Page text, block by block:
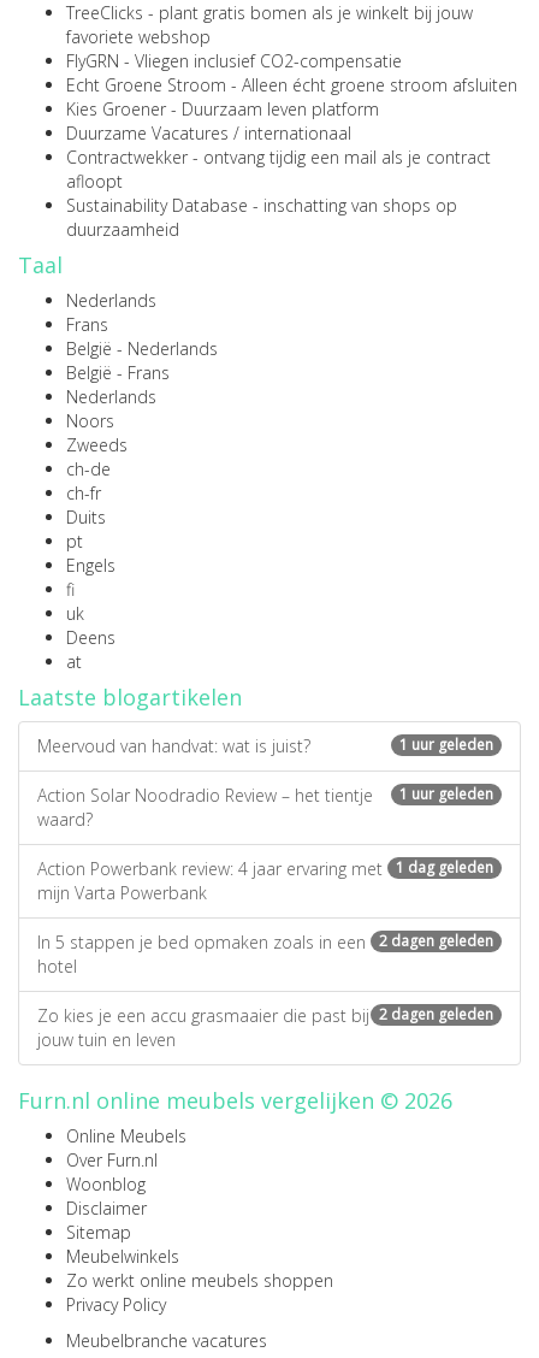
TreeClicks - plant gratis bomen als je winkelt bij jouw
favoriete webshop
FlyGRN - Vliegen inclusief CO2-compensatie
Echt Groene Stroom - Alleen écht groene stroom afsluiten
Kies Groener - Duurzaam leven platform
Duurzame Vacatures / internationaal
Contractwekker - ontvang tijdig een mail als je contract
afloopt
Sustainability Database - inschatting van shops op
duurzaamheid
Taal
Nederlands
Frans
België - Nederlands
België - Frans
Nederlands
Noors
Zweeds
ch-de
ch-fr
Duits
pt
Engels
fi
uk
Deens
at
Laatste blogartikelen
1 uur geleden
Meervoud van handvat: wat is juist?
1 uur geleden
Action Solar Noodradio Review – het tientje
waard?
1 dag geleden
Action Powerbank review: 4 jaar ervaring met
mijn Varta Powerbank
2 dagen geleden
In 5 stappen je bed opmaken zoals in een
hotel
2 dagen geleden
Zo kies je een accu grasmaaier die past bij
jouw tuin en leven
Furn.nl online meubels vergelijken © 2026
Online Meubels
Over Furn.nl
Woonblog
Disclaimer
Sitemap
Meubelwinkels
Zo werkt online meubels shoppen
Privacy Policy
Meubelbranche vacatures